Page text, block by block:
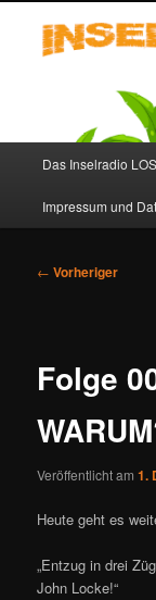
primären
Podcast
Das Inselradio
Impressum und
Beitragsnavigation
← Vorheriger
Folge
Veröffentlicht am1.
Heute geht es
„Entzug in drei
John Locke!“